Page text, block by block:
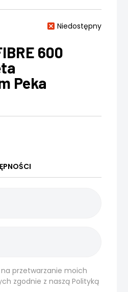
Niedostępny
600
Peka
przetwarzanie moich
zgodnie z nasząPolityką